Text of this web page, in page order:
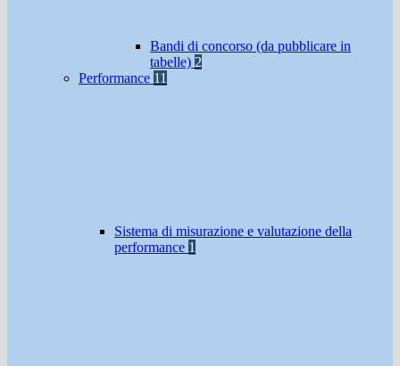
Bandi di concorso (da pubblicare in
tabelle) 2
Performance 11
Sistema di misurazione e valutazione della
performance 1